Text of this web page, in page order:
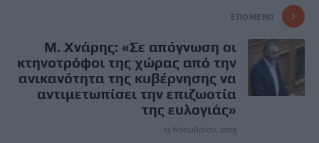
ΕΠΌΜΕΝΟ
Μ. Χνάρης: «Σε απόγνωση οι
κτηνοτρόφοι της χώρας από την
ανικανότητα της κυβέρνησης να
αντιμετωπίσει την επιζωοτία
της ευλογιάς»
13 Νοεμβρίου, 2025